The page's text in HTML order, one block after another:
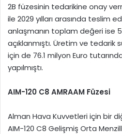
2B füzesinin tedarikine onay
ile 2029 yılları arasında teslim
anlaşmanın toplam değeri ise
açıklanmıştı. Üretim ve tedarik
için de 76.1 milyon Euro
yapılmıştı.
AIM-120 C8 AMRAAM Füzesi
Alman Hava Kuvvetleri için bir
AIM-120 C8 Gelişmiş Orta